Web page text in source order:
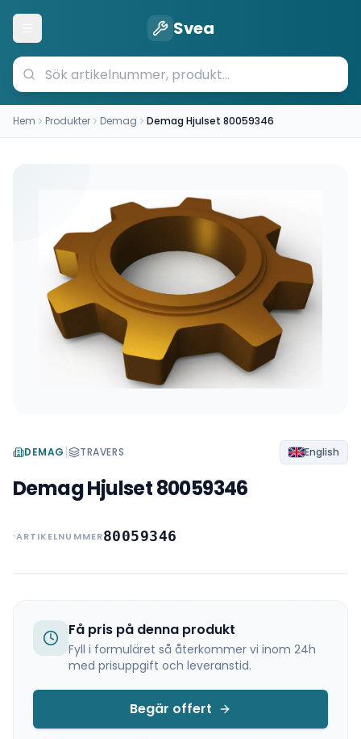
Öppna meny Svea
Hem Produkter Demag Demag Hjulset 80059346
DEMAG | TRAVERS English
Demag Hjulset 80059346
ARTIKELNUMMER80059346
Få pris på denna produkt
Fyll i formuläret så återkommer vi inom 24h
med prisuppgift och leveranstid.
Begär offert